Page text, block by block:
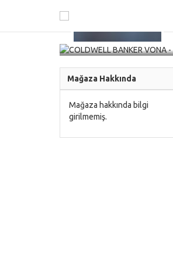
Mağaza Hakkında
Mağaza hakkında bilgi
girilmemiş.